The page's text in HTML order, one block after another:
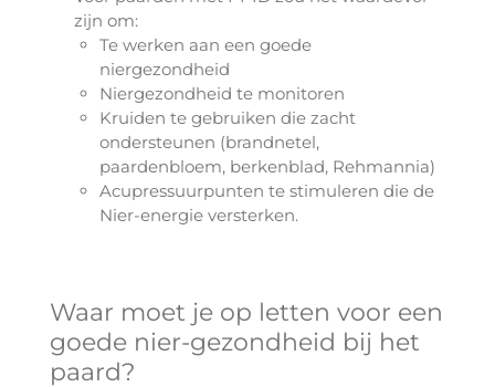
zijn om:
Te werken aan een goede
niergezondheid
Niergezondheid te monitoren
Kruiden te gebruiken die zacht
ondersteunen (brandnetel,
paardenbloem, berkenblad, Rehmannia)
Acupressuurpunten te stimuleren die de
Nier-energie versterken.
Waar moet je op letten voor een
goede nier-gezondheid bij het
paard?